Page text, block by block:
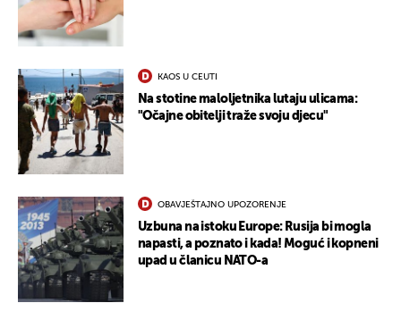
KAOS U CEUTI
Na stotine maloljetnika lutaju ulicama:
"Očajne obitelji traže svoju djecu"
OBAVJEŠTAJNO UPOZORENJE
Uzbuna na istoku Europe: Rusija bi mogla
napasti, a poznato i kada! Moguć i kopneni
upad u članicu NATO-a